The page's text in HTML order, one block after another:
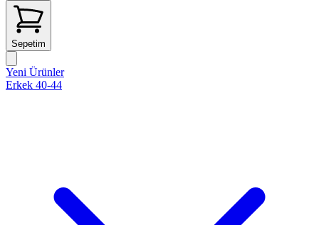
Sepetim
Yeni Ürünler
Erkek 40-44